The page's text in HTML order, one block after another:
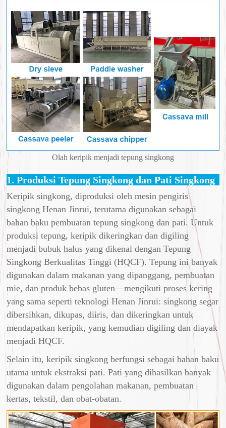
Olah keripik menjadi tepung singkong
1. Produksi Tepung Singkong dan Pati Singkong
Keripik singkong, diproduksi oleh mesin pengiris
singkong Henan Jinrui, terutama digunakan sebagai
bahan baku pembuatan tepung singkong dan pati. Untuk
produksi tepung, keripik dikeringkan dan digiling
menjadi bubuk halus yang dikenal dengan Tepung
Singkong Berkualitas Tinggi (HQCF). Tepung ini banyak
digunakan dalam makanan yang dipanggang, pembuatan
mie, dan produk bebas gluten—mengikuti proses kering
yang sama seperti teknologi Henan Jinrui: singkong segar
dibersihkan, dikupas, diiris, dan dikeringkan untuk
mendapatkan keripik, yang kemudian digiling dan diayak
menjadi HQCF.
Selain itu, keripik singkong berfungsi sebagai bahan baku
utama untuk ekstraksi pati. Pati yang dihasilkan banyak
digunakan dalam pengolahan makanan, pembuatan
kertas, tekstil, dan obat-obatan.